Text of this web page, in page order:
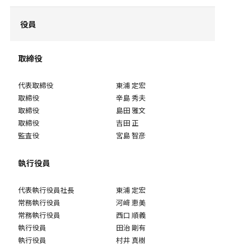
役員
取締役
代表取締役
東浦 定宏
取締役
辛島 秀夫
取締役
島田 雅文
取締役
吉田 正
監査役
宮島 智彦
執行役員
代表執行役員社⾧
東浦 定宏
常務執行役員
河﨑 恵美
常務執行役員
西口 順義
執行役員
田治 剛有
執行役員
村井 真樹